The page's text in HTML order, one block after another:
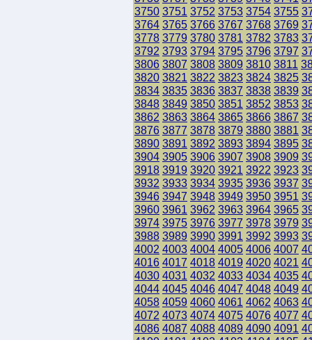
3750 3751 3752 3753 3754 3755
3764 3765 3766 3767 3768 3769
3778 3779 3780 3781 3782 3783
3792 3793 3794 3795 3796 3797
3806 3807 3808 3809 3810 3811
3820 3821 3822 3823 3824 3825
3834 3835 3836 3837 3838 3839
3848 3849 3850 3851 3852 3853
3862 3863 3864 3865 3866 3867
3876 3877 3878 3879 3880 3881
3890 3891 3892 3893 3894 3895
3904 3905 3906 3907 3908 3909
3918 3919 3920 3921 3922 3923
3932 3933 3934 3935 3936 3937
3946 3947 3948 3949 3950 3951
3960 3961 3962 3963 3964 3965
3974 3975 3976 3977 3978 3979
3988 3989 3990 3991 3992 3993
4002 4003 4004 4005 4006 4007
4016 4017 4018 4019 4020 4021
4030 4031 4032 4033 4034 4035
4044 4045 4046 4047 4048 4049
4058 4059 4060 4061 4062 4063
4072 4073 4074 4075 4076 4077
4086 4087 4088 4089 4090 4091